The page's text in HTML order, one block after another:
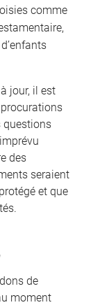
comme
jour, il est
questions
des
seraient
et que
de
moment